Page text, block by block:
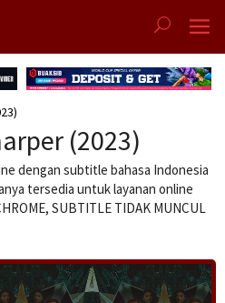
(2023)
dengan subtitle bahasa Indonesia
tersedia untuk layanan online
SUBTITLE TIDAK MUNCUL